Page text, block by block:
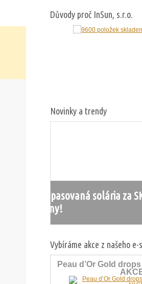
Důvody proč InSun, s.r.o.
Novinky a trendy
Nová řada
Vybíráme akce z našeho e-
Peau d’Or Gold